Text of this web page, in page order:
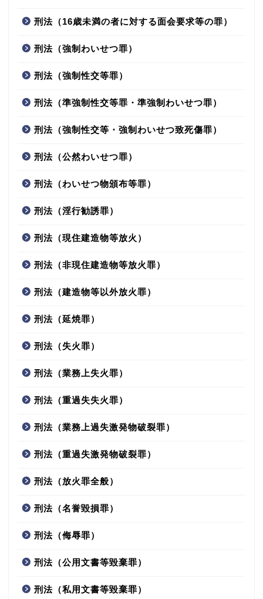
刑法（16歳未満の者に対する面会要求等の罪）
刑法（強制わいせつ罪）
刑法（強制性交等罪）
刑法（準強制性交等罪・準強制わいせつ罪）
刑法（強制性交等・強制わいせつ致死傷罪）
刑法（公然わいせつ罪）
刑法（わいせつ物頒布等罪）
刑法（淫行勧誘罪）
刑法（現住建造物等放火）
刑法（非現住建造物等放火罪）
刑法（建造物等以外放火罪）
刑法（延焼罪）
刑法（失火罪）
刑法（業務上失火罪）
刑法（重過失失火罪）
刑法（業務上過失激発物破裂罪）
刑法（重過失激発物破裂罪）
刑法（放火罪全般）
刑法（名誉毀損罪）
刑法（侮辱罪）
刑法（公用文書等毀棄罪）
刑法（私用文書等毀棄罪）